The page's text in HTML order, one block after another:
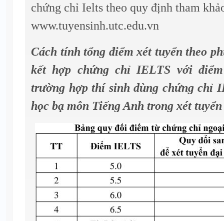
chứng chỉ Ielts theo quy định tham
www.tuyensinh.utc.edu.vn
Cách tính tổng điểm xét tuyển theo
kết hợp chứng chỉ IELTS với
trường hợp thí sinh dùng chứng chỉ
học bạ môn Tiếng Anh trong xét